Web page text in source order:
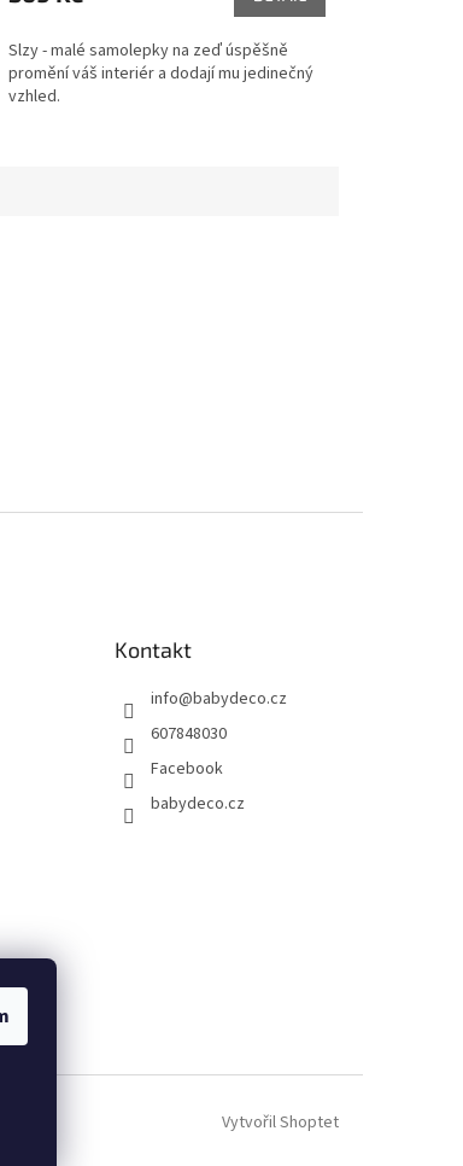
Slzy - malé samolepky na zeď úspěšně
promění váš interiér a dodají mu jedinečný
vzhled.
Kontakt
info@babydeco.cz
607848030
Facebook
babydeco.cz
Vytvořil Shoptet